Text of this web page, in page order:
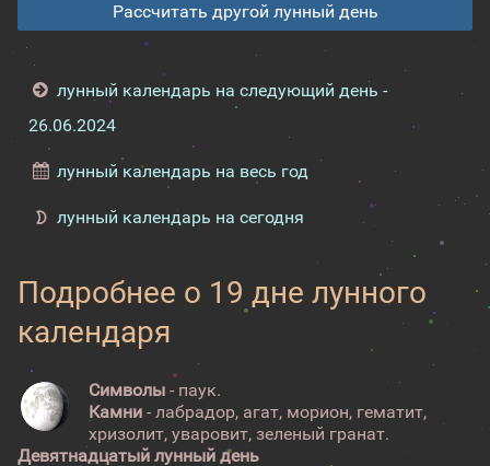
Рассчитать другой лунный день
лунный календарь на следующий день -
26.06.2024
лунный календарь на весь год
лунный календарь на сегодня
Подробнее о 19 дне лунного
календаря
Символы - паук.
Камни - лабрадор, агат, морион, гематит,
хризолит, уваровит, зеленый гранат.
Девятнадцатый лунный день